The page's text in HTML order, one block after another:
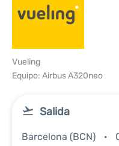
Vueling
Equipo: Airbus A320neo
Salida
Barcelona (BCN)